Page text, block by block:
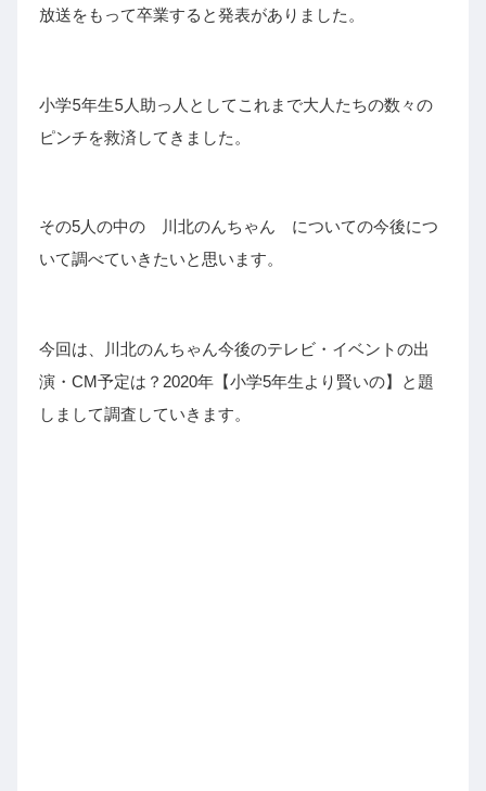
放送をもって卒業すると発表がありました。
小学5年生5人助っ人として これまで大人たちの数々の
ピンチを救済してきました。
その5人の中の 川北のんちゃん についての今後につ
いて調べていきたいと思います。
今回は、川北のんちゃん今後のテレビ・イベントの出
演・CM予定は？2020年【小学5年生より賢いの】と題
しまして調査していきます。